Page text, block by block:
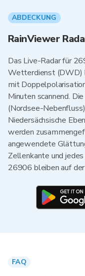
ABDECKUNG
RainViewer
Das Live-Radar für
Wetterdienst (DWD)
mit
Minuten scannend.
(Nordsee-
Niedersächsische
werden
angewendete
Zellenkante und
26906 bleiben auf
FAQ